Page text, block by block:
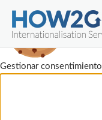
Gestionar consentimiento